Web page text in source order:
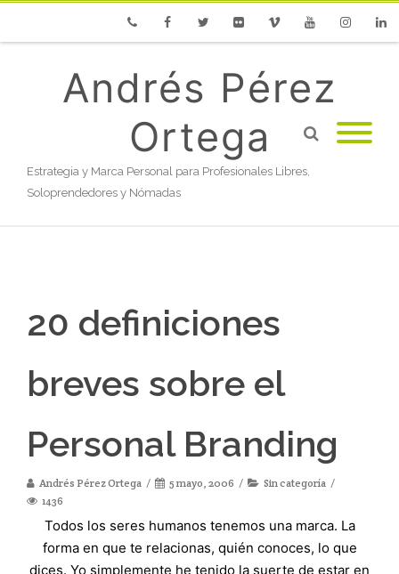
Andrés Pérez
Ortega
Estrategia y Marca Personal para Profesionales Libres,
Soloprendedores y Nómadas
20 definiciones
breves sobre el
Personal Branding
Andrés Pérez Ortega 5 mayo, 2006
Sin categoría
1436
Todos los seres humanos tenemos una marca. La
forma en que te relacionas, quién conoces, lo que
dices. Yo simplemente he tenido la suerte de estar en